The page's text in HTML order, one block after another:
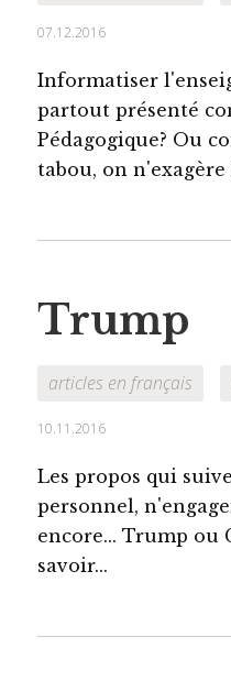
07.12.2016
Informatiser
partout présenté
Pédagogique? Ou
tabou, on n'exagère
Trump
articles en français
10.11.2016
Les propos qui
personnel,
encore... Trump
savoir...